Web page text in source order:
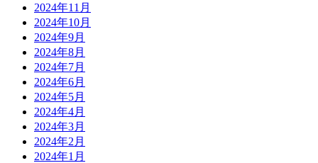
2024年11月
2024年10月
2024年9月
2024年8月
2024年7月
2024年6月
2024年5月
2024年4月
2024年3月
2024年2月
2024年1月